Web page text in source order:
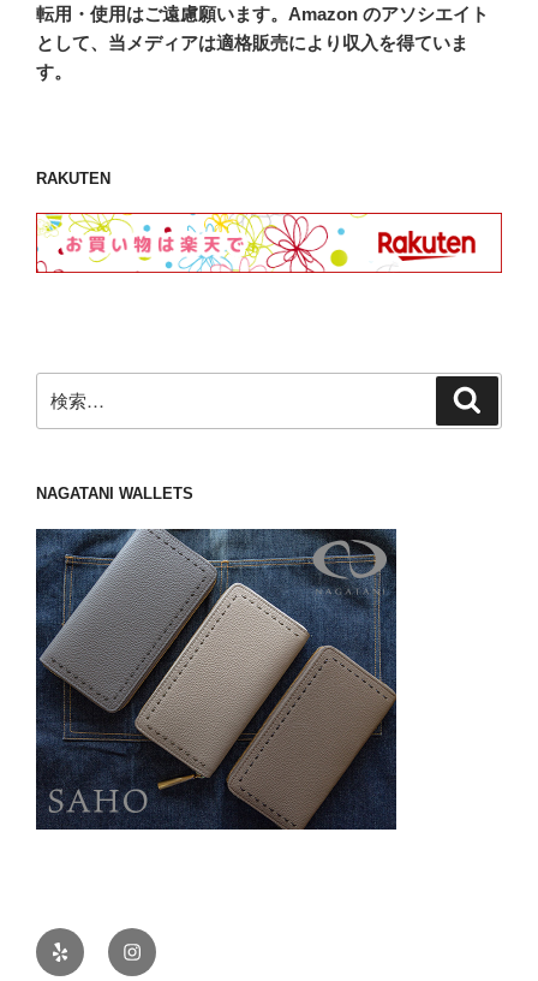
転用・使用はご遠慮願います。Amazon のアソシエイト
として、当メディアは適格販売により収入を得ていま
す。
RAKUTEN
索:
NAGATANI WALLETS
Yelp Instagram